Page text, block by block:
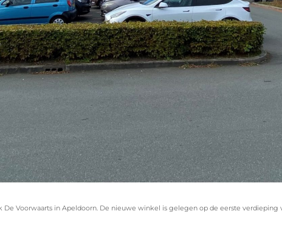
De Voorwaarts in Apeldoorn. De nieuwe winkel is gelegen op de eerste